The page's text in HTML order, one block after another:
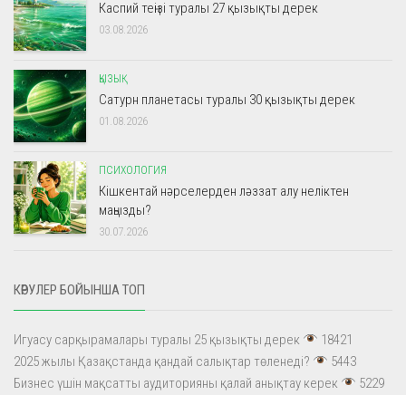
Каспий теңізі туралы 27 қызықты дерек
03.08.2026
ҚЫЗЫҚ
Сатурн планетасы туралы 30 қызықты дерек
01.08.2026
ПСИХОЛОГИЯ
Кішкентай нәрселерден ләззат алу неліктен
маңызды?
30.07.2026
КӨРУЛЕР БОЙЫНША ТОП
Игуасу сарқырамалары туралы 25 қызықты дерек
18421
2025 жылы Қазақстанда қандай салықтар төленеді?
5443
Бизнес үшін мақсатты аудиторияны қалай анықтау керек
5229